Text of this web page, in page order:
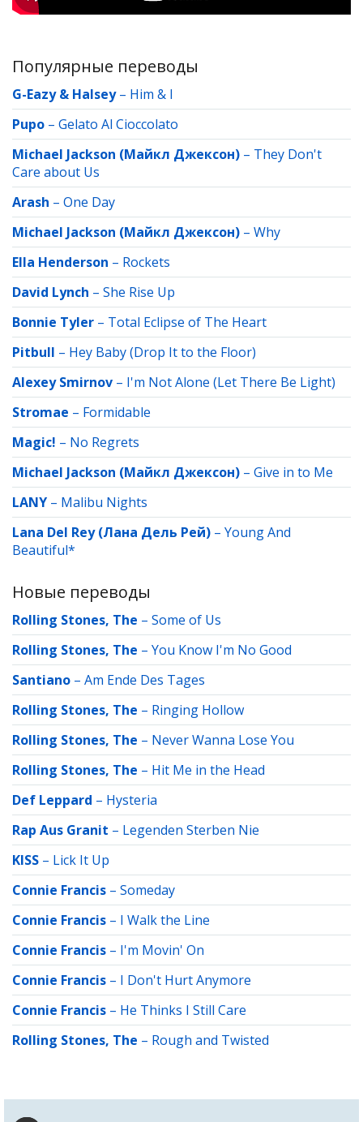
Популярные переводы
G-Eazy & Halsey– Him & I
Pupo – Gelato Al Cioccolato
Michael Jackson (Майкл Джексон) – They Don't
Care about Us
Arash – One Day
Michael Jackson (Майкл Джексон) – Why
Ella Henderson – Rockets
David Lynch – She Rise Up
Bonnie Tyler – Total Eclipse of The Heart
Pitbull – Hey Baby (Drop It to the Floor)
Alexey Smirnov – I'm Not Alone (Let There Be Light)
Stromae – Formidable
Magic! – No Regrets
Michael Jackson (Майкл Джексон) – Give in to Me
LANY – Malibu Nights
Lana Del Rey (Лана Дель Рей) – Young And
Beautiful*
Новые переводы
Rolling Stones, The – Some of Us
Rolling Stones, The – You Know I'm No Good
Santiano – Am Ende Des Tages
Rolling Stones, The – Ringing Hollow
Rolling Stones, The – Never Wanna Lose You
Rolling Stones, The – Hit Me in the Head
Def Leppard – Hysteria
Rap Aus Granit – Legenden Sterben Nie
KISS – Lick It Up
Connie Francis – Someday
Connie Francis – I Walk the Line
Connie Francis – I'm Movin' On
Connie Francis – I Don't Hurt Anymore
Connie Francis – He Thinks I Still Care
Rolling Stones, The – Rough and Twisted